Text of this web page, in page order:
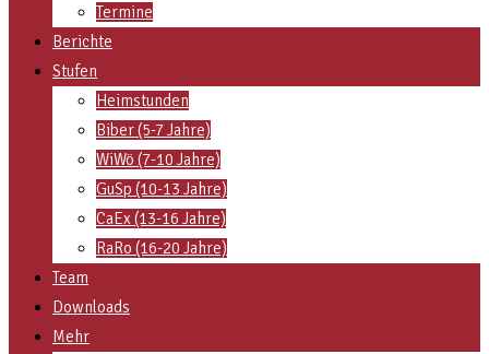
Termine
Berichte
Stufen
Heimstunden
Biber (5-7 Jahre)
WiWö (7-10 Jahre)
GuSp (10-13 Jahre)
CaEx (13-16 Jahre)
RaRo (16-20 Jahre)
Team
Downloads
Mehr